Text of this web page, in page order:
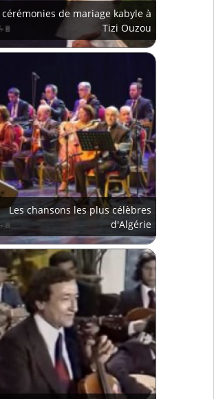
cérémonies de mariage kabyle à
Tizi Ouzou
Les chansons les plus célèbres
d'Algérie